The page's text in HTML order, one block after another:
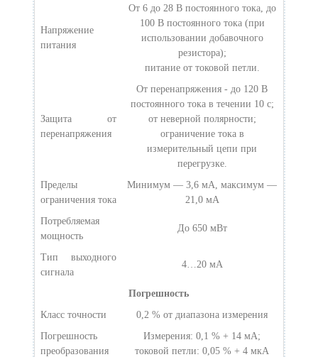
Напряжение
питания
От 6 до 28 В постоянного тока, до
100 В постоянного тока (при
использовании добавочного
резистора);
питание от токовой петли.
Защита от
перенапряжения
От перенапряжения - до 120 В
постоянного тока в течении 10 с;
от неверной полярности;
ограничение тока в
измерительный цепи при
перегрузке.
Пределы
ограничения тока
Минимум — 3,6 мА, максимум —
21,0 мА
Потребляемая
мощность
До 650 мВт
Тип выходного
сигнала
4…20 мА
Погрешность
Класс точности
0,2 % от диапазона измерения
Погрешность
преобразования
Измерения: 0,1 % + 14 мА;
токовой петли: 0,05 % + 4 мкА